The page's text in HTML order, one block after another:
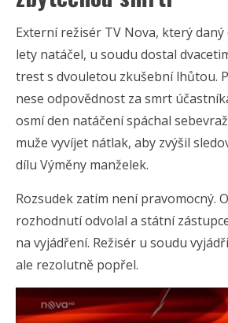
Externí režisér TV Nova, který
lety natáčel, u soudu dostal
trest s dvouletou zkušební lhůtou.
nese odpovědnost za smrt
osmí den natáčení spáchal
muže vyvíjet nátlak, aby zvýšil
dílu Výměny manželek.
Rozsudek zatím není pravomocný.
rozhodnutí odvolal a státní
na vyjádření. Režisér u soudu
ale rezolutně popřel.